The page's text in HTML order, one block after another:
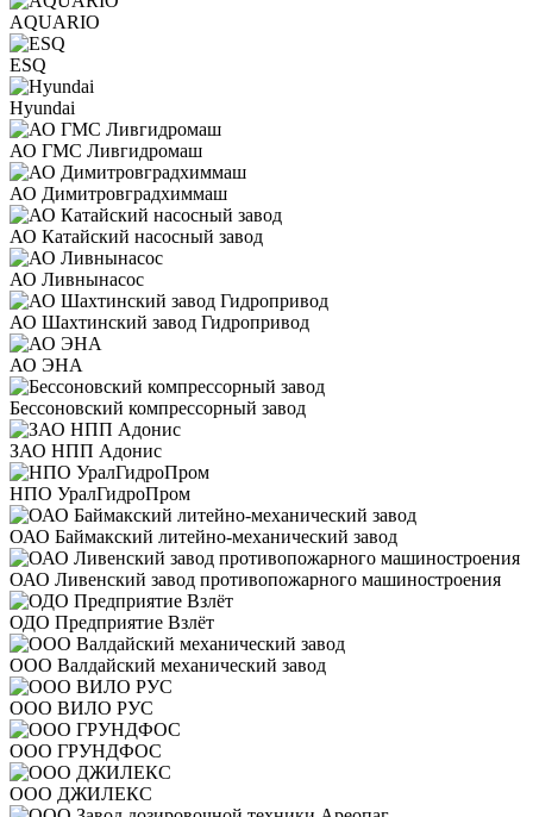
AQUARIO
ESQ
Hyundai
АО ГМС Ливгидромаш
АО Димитровградхиммаш
АО Катайский насосный завод
АО Ливнынасос
АО Шахтинский завод Гидропривод
АО ЭНА
Бессоновский компрессорный завод
ЗАО НПП Адонис
НПО УралГидроПром
ОАО Баймакский литейно-механический завод
ОАО Ливенский завод противопожарного машиностроения
ОДО Предприятие Взлёт
ООО Валдайский механический завод
ООО ВИЛО РУС
ООО ГРУНДФОС
ООО ДЖИЛЕКС